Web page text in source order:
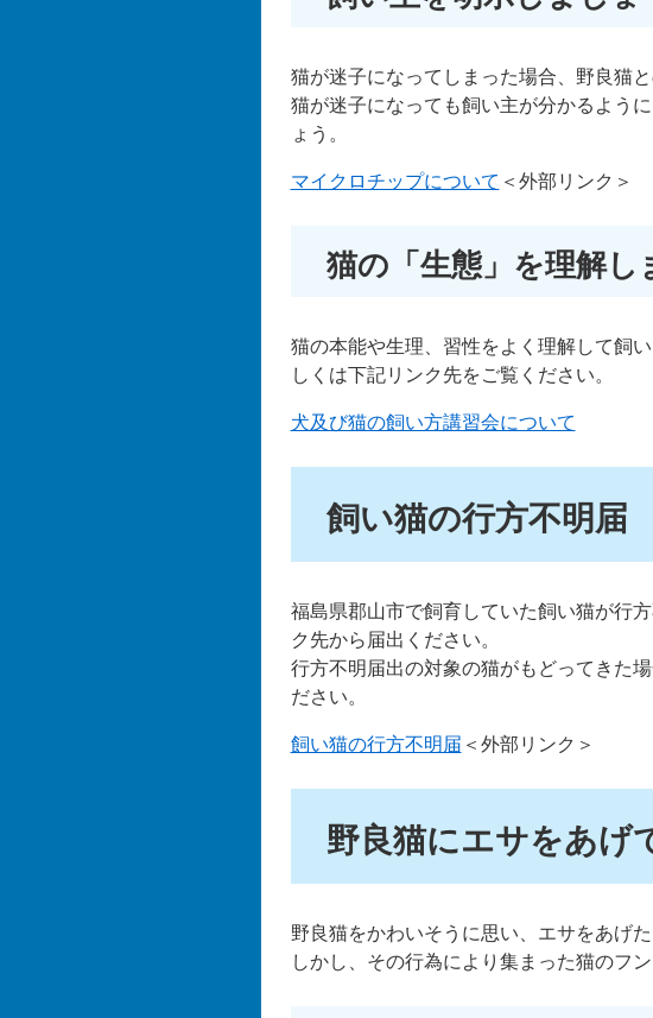
猫が迷子になってしまった場合、野良猫
猫が迷子になっても飼い主が分かるよう
ょう。
マイクロチップについて ＜外部リンク＞
猫の「生態」を理解し
猫の本能や生理、習性をよく理解して飼
しくは下記リンク先をご覧ください。
犬及び猫の飼い方講習会について
飼い猫の行方不明届
福島県郡山市で飼育していた飼い猫が行
ク先から届出ください。
行方不明届出の対象の猫がもどってきた
ださい。
飼い猫の行方不明届 ＜外部リンク＞
野良猫にエサをあげ
野良猫をかわいそうに思い、エサをあげ
しかし、その行為により集まった猫のフ